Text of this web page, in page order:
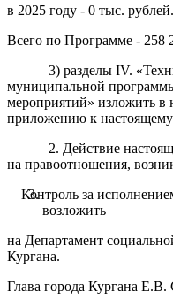
в 2025 году - 0 тыс. рублей.
Всего по Программе - 258
3) разделы IV.
муниципальной
мероприятий» изложить в
приложению к
2. Действие
на правоотношения,
Контроль за
возложить
на Департамент
Кургана.
Глава города Кургана Е.В.